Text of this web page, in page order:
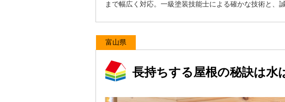
まで幅広く対応。一級塗装技能士による確かな技術と、
富山県
長持ちする屋根の秘訣は水